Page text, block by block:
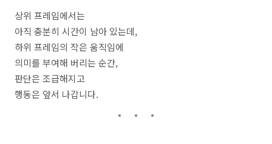
상위 프레임에서는
아직 충분히 시간이 남아 있는데,
하위 프레임의 작은 움직임에
의미를 부여해 버리는 순간,
판단은 조급해지고
행동은 앞서 나갑니다.